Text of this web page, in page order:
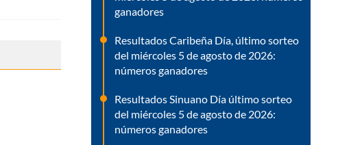
ganadores
Resultados Caribeña Día, último sorteo
del miércoles 5 de agosto de 2026:
números ganadores
Resultados Sinuano Día último sorteo
del miércoles 5 de agosto de 2026:
números ganadores